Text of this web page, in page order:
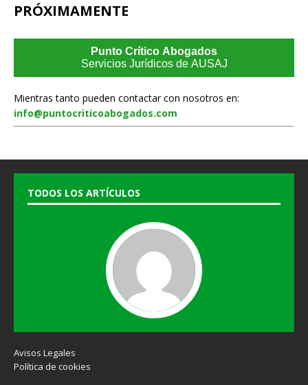
PRÓXIMAMENTE
Punto Crítico Abogados
Servicios Jurídicos de AUSAJ
Mientras tanto pueden contactar con nosotros en:
info@puntocriticoabogados.com
TODOS LOS ARTÍCULOS
Avisos Legales
Política de cookies